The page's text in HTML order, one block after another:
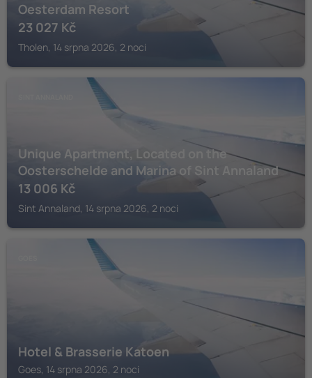
Oesterdam Resort
23 027 Kč
Tholen, 14 srpna 2026, 2 noci
Unique Apartment, Located on the
Oosterschelde and Marina of Sint Annaland
13 006 Kč
Sint Annaland, 14 srpna 2026, 2 noci
Hotel & Brasserie Katoen
Goes, 14 srpna 2026, 2 noci